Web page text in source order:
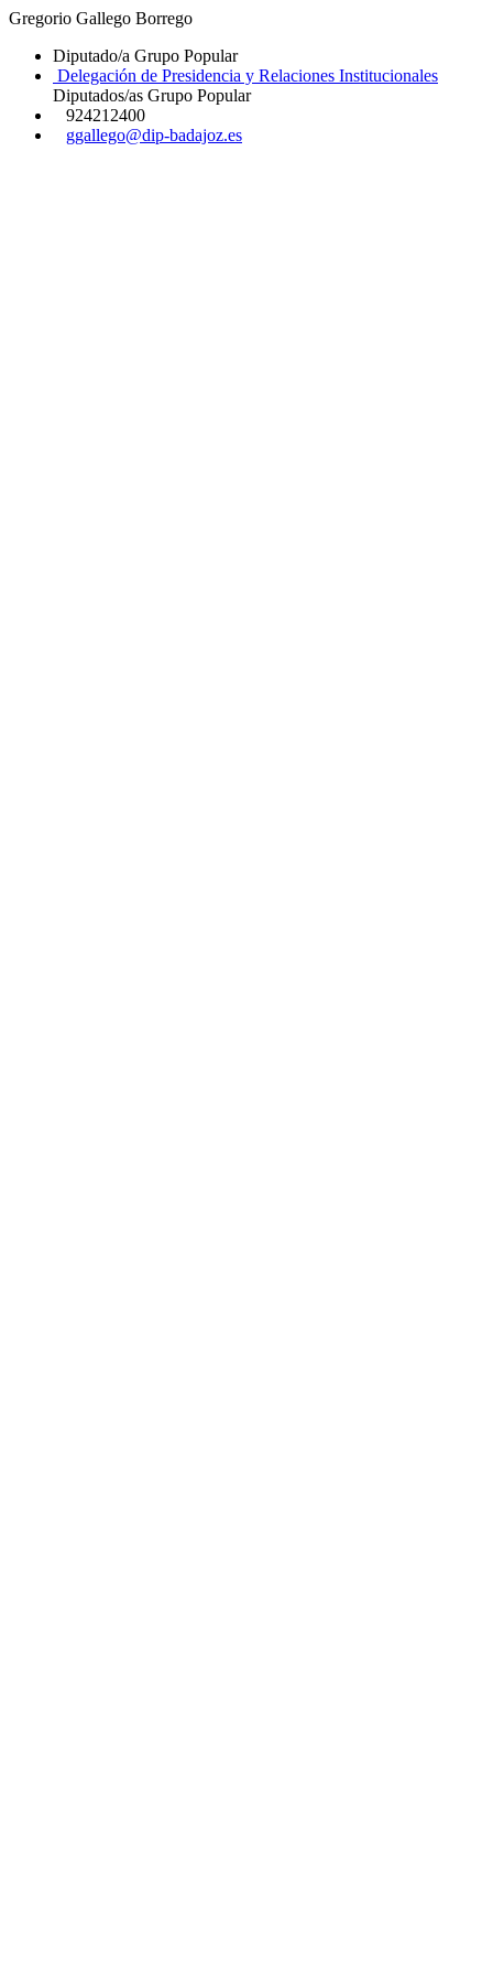
Gregorio Gallego Borrego
Diputado/a Grupo Popular
Delegación de Presidencia y Relaciones Institucionales
Diputados/as Grupo Popular
924212400
ggallego@dip-badajoz.es